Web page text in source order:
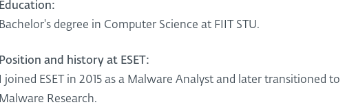
Education:
Bachelor's degree in Computer Science at FIIT STU.
Position and history at ESET:
I joined ESET in 2015 as a Malware Analyst and later transitioned to
Malware Research.